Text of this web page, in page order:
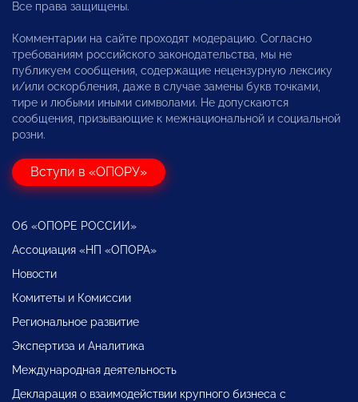
Все права защищены.
Комментарии на сайте проходят модерацию. Согласно
требованиям российского законодательства, мы не
публикуем сообщения, содержащие нецензурную лексику
и/или оскорбления, даже в случае замены букв точками,
тире и любыми иными символами. Не допускаются
сообщения, призывающие к межнациональной и социальной
розни.
Вступи в «ОПОРУ»
Об «ОПОРЕ РОССИИ»
Ассоциация «НП «ОПОРА»
Новости
Комитеты и Комиссии
Региональное развитие
Экспертиза и Аналитика
Международная деятельность
Декларация о взаимодействии крупного бизнеса с